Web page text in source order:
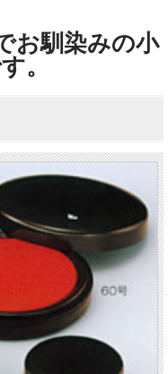
お馴染みの小
。